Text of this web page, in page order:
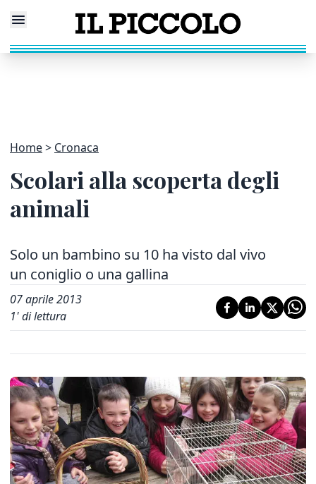
Home Cronaca
Scolari alla scoperta degli
animali
Solo un bambino su 10 ha visto dal vivo
un coniglio o una gallina
07 aprile 2013
1' di lettura